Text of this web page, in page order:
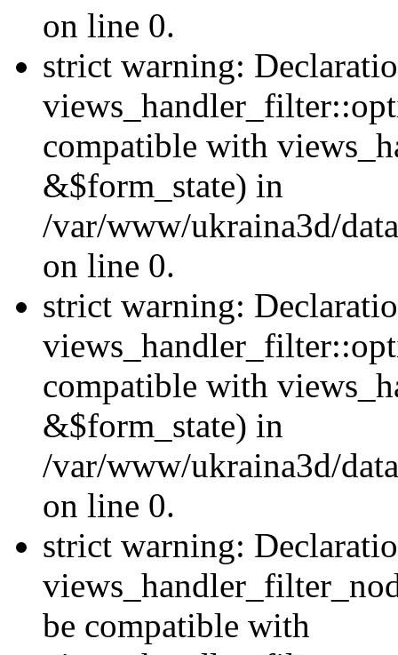
on line 0.
strict warning:
compatible with
&$form_state) in
/var/www/ukraina3d/
on line 0.
strict warning:
compatible with
&$form_state) in
/var/www/ukraina3d/
on line 0.
strict warning:
be compatible with